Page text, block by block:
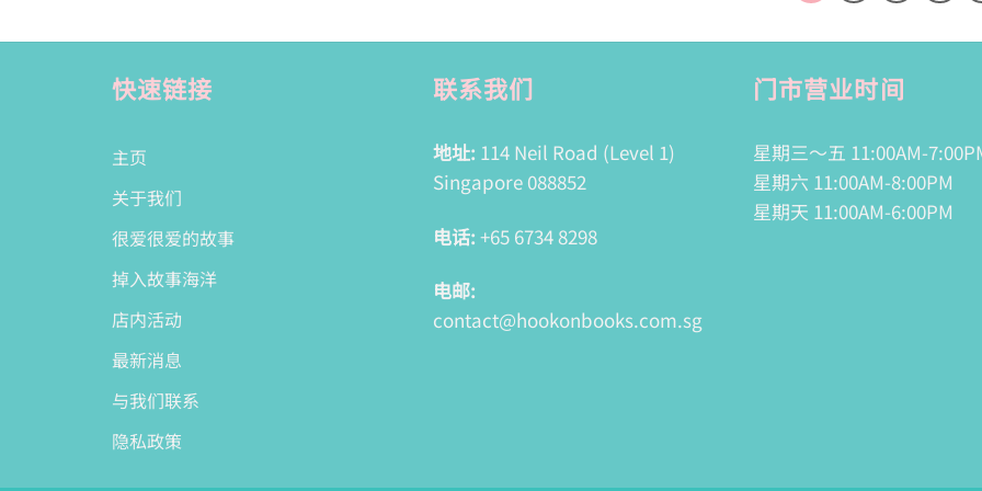
快速链接
主页
关于我们
很爱很爱的故事
掉入故事海洋
店内活动
最新消息
与我们联系
隐私政策
联系我们
地址: 114 Neil Road (Level 1)
Singapore 088852
电话: +65 6734 8298
电邮:
contact@hookonbooks.com.sg
门市营业时间
星期三～五 11:00AM-
星期六 11:00AM-8:00PM
星期天 11:00AM-6:00PM